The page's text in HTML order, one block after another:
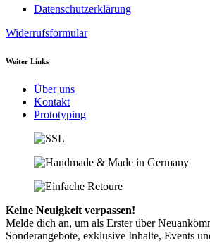
Datenschutzerklärung
Widerrufsformular
Weiter Links
Über uns
Kontakt
Prototyping
Keine Neuigkeit verpassen!
Melde dich an, um als Erster über
Sonderangebote, exklusive Inhalte, Events